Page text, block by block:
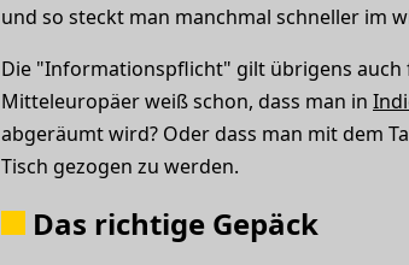
und so steckt man manchmal schneller im
Die "Informationspflicht" gilt übrigens auch
Mitteleuropäer weiß schon, dass man in
abgeräumt wird? Oder dass man mit dem
Tisch gezogen zu werden.
Das richtige Gepäck